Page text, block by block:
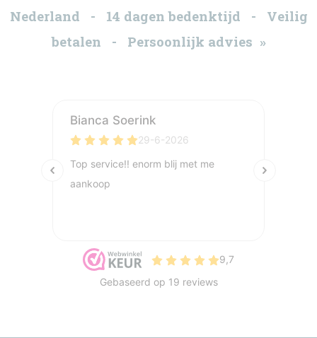
Nederland - 14 dagen bedenktijd - Veilig
betalen - Persoonlijk advies »